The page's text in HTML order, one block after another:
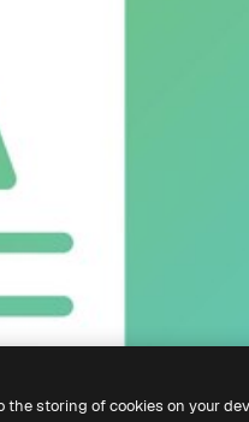
the storing of cookies on your